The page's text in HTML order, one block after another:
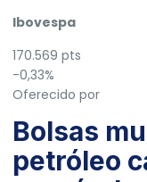
Ibovespa
170.569 pts
-0,33%
Oferecido por
Bolsas
petróleo